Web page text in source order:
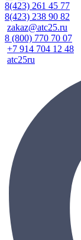
8(423) 261 45 77
8(423) 238 90 82
zakaz@atc25.ru
8 (800) 770 70 07
+7 914 704 12 48
atc25ru